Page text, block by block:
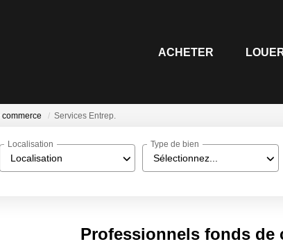
ACHETER
commerce Services Entrep.
Localisation
Localisation
Sélectionnez...
Type de bien
Professionnels fonds de